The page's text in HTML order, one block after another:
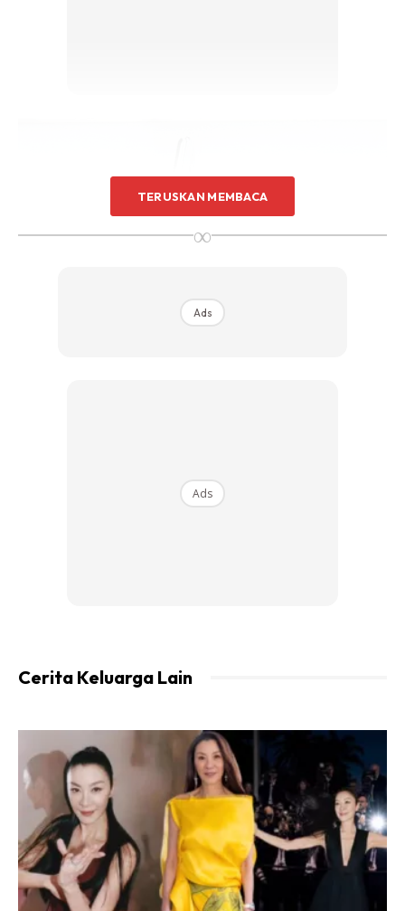
Jadi bila sentiasa kosong dan bersih, secara automatik bila
selepas mereka guna cawan pinggan, mereka akan terus
basuh dan bersihkan.
TERUSKAN MEMBACA
∞
Ads
Ads
Cerita Keluarga Lain